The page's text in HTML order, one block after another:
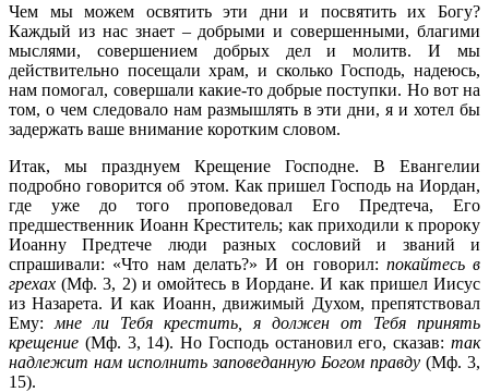
Чем мы можем освятить эти дни и посвятить их Богу?
Каждый из нас знает – добрыми и совершенными, благими
мыслями, совершением добрых дел и молитв. И мы
действительно посещали храм, и сколько Господь, надеюсь,
нам помогал, совершали какие-то добрые поступки. Но вот на
том, о чем следовало нам размышлять в эти дни, я и хотел бы
задержать ваше внимание коротким словом.
Итак, мы празднуем Крещение Господне. В Евангелии
подробно говорится об этом. Как пришел Господь на Иордан,
где уже до того проповедовал Его Предтеча, Его
предшественник Иоанн Креститель; как приходили к пророку
Иоанну Предтече люди разных сословий и званий и
спрашивали: «Что нам делать?» И он говорил: покайтесь в
грехах (Мф. 3, 2) и омойтесь в Иордане. И как пришел Иисус
из Назарета. И как Иоанн, движимый Духом, препятствовал
Ему: мне ли Тебя крестить, я должен от Тебя принять
крещение (Мф. 3, 14). Но Господь остановил его, сказав: так
надлежит нам исполнить заповеданную Богом правду (Мф. 3,
15).